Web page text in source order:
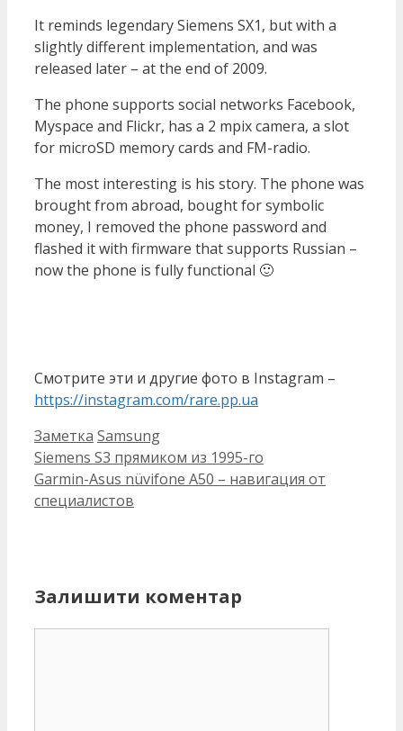
It reminds legendary Siemens SX1, but with a
slightly different implementation, and was
released later – at the end of 2009.
The phone supports social networks Facebook,
Myspace and Flickr, has a 2 mpix camera, a slot
for microSD memory cards and FM-radio.
The most interesting is his story. The phone was
brought from abroad, bought for symbolic
money, I removed the phone password and
flashed it with firmware that supports Russian –
now the phone is fully functional 🙂
Смотрите эти и другие фото в Instagram –
https://instagram.com/rare.pp.ua
Категорії
Заметка Позначки
Samsung
Siemens S3 прямиком из 1995-го
Garmin-Asus nüvifone A50 – навигация от
специалистов
Залишити коментар